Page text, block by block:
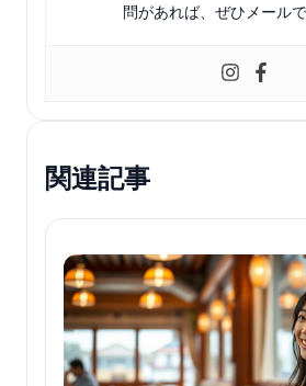
問があれば、ぜひメール
関連記事